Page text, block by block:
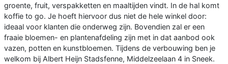
groente, fruit, verspakketten en maaltijden vindt. In de hal komt
koffie to go. Je hoeft hiervoor dus niet de hele winkel door:
ideaal voor klanten die onderweg zijn. Bovendien zal er een
fraaie bloemen- en plantenafdeling zijn met in dat aanbod ook
vazen, potten en kunstbloemen. Tijdens de verbouwing ben je
welkom bij Albert Heijn Stadsfenne, Middelzeelaan 4 in Sneek.